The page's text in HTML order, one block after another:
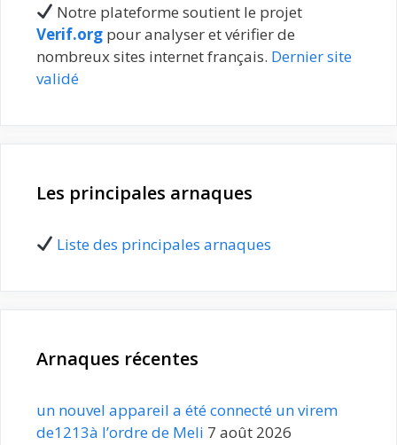
Notre plateforme soutient le projet
Verif.org pour analyser et vérifier de
nombreux sites internet français. Dernier site
validé
Les principales arnaques
Liste des principales arnaques
Arnaques récentes
un nouvel appareil a été connecté un virem
de1213à l’ordre de Meli 7 août 2026